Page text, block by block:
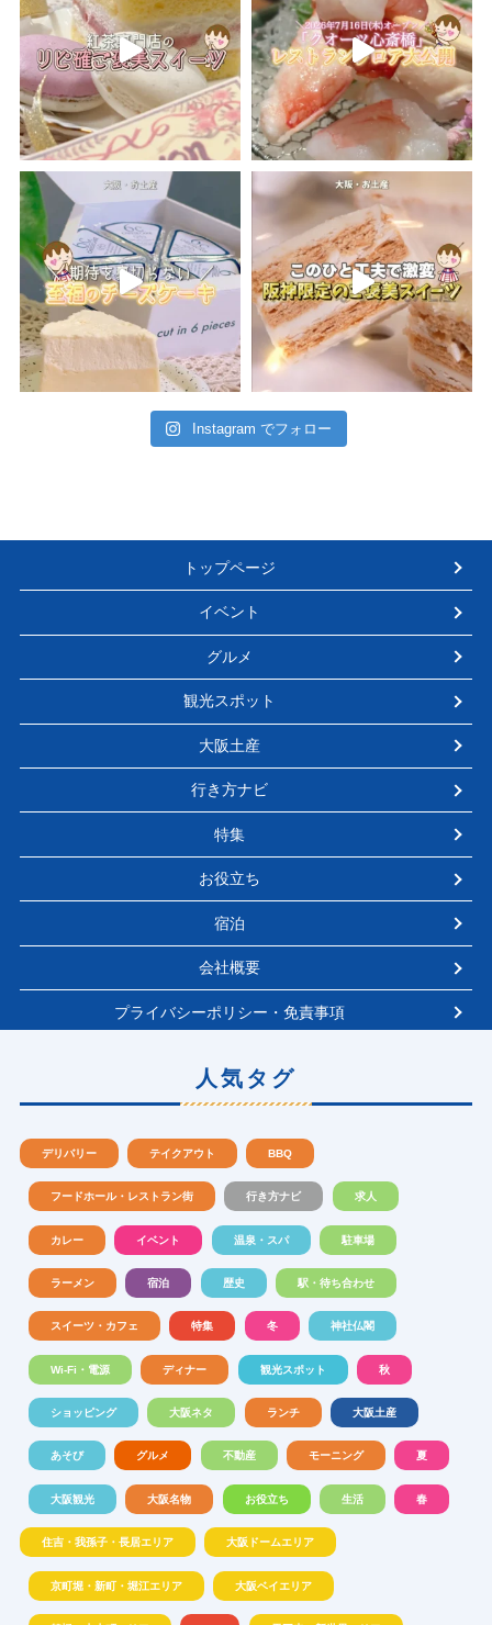
Instagram でフォロー
トップページ
イベント
グルメ
観光スポット
大阪土産
行き方ナビ
特集
お役立ち
宿泊
会社概要
プライバシーポリシー・免責事項
人気タグ
デリバリー テイクアウト BBQ
フードホール・レストラン街 行き方ナビ 求人
カレー イベント 温泉・スパ 駐車場
ラーメン 宿泊 歴史 駅・待ち合わせ
スイーツ・カフェ 特集 冬 神社仏閣
Wi-Fi・電源 ディナー 観光スポット 秋
ショッピング 大阪ネタ ランチ 大阪土産
あそび グルメ 不動産 モーニング 夏
大阪観光 大阪名物 お役立ち 生活 春
住吉・我孫子・長居エリア 大阪ドームエリア
京町堀・新町・堀江エリア 大阪ベイエリア